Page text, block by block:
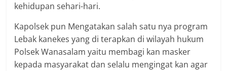
kehidupan sehari-hari.
Kapolsek pun Mengatakan salah satu nya program
Lebak kanekes yang di terapkan di wilayah hukum
Polsek Wanasalam yaitu membagi kan masker
kepada masyarakat dan selalu mengingat kan agar